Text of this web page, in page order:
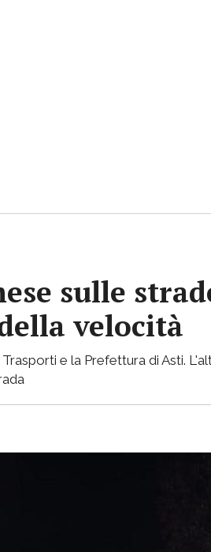
sulle
velocità
e la Prefettura di Asti.